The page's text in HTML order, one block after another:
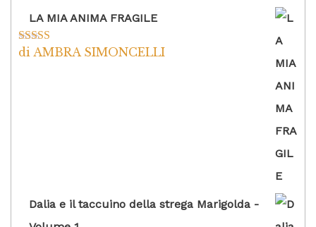
LA MIA ANIMA FRAGILE
Valutato5su
di AMBRA SIMONCELLI
Dalia e il taccuino della strega Marigolda -